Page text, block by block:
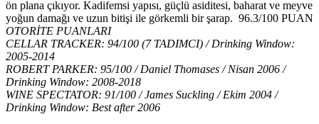
ön plana çıkıyor. Kadifemsi yapısı, güçlü asiditesi, baharat ve meyve
yoğun damağı ve uzun bitişi ile görkemli bir şarap. 96.3/100 PUAN
OTORİTE PUANLARI
CELLAR TRACKER: 94/100 (7 TADIMCI) / Drinking Window:
2005-2014
ROBERT PARKER: 95/100 / Daniel Thomases / Nisan 2006 /
Drinking Window: 2008-2018
WINE SPECTATOR: 91/100 / James Suckling / Ekim 2004 /
Drinking Window: Best after 2006